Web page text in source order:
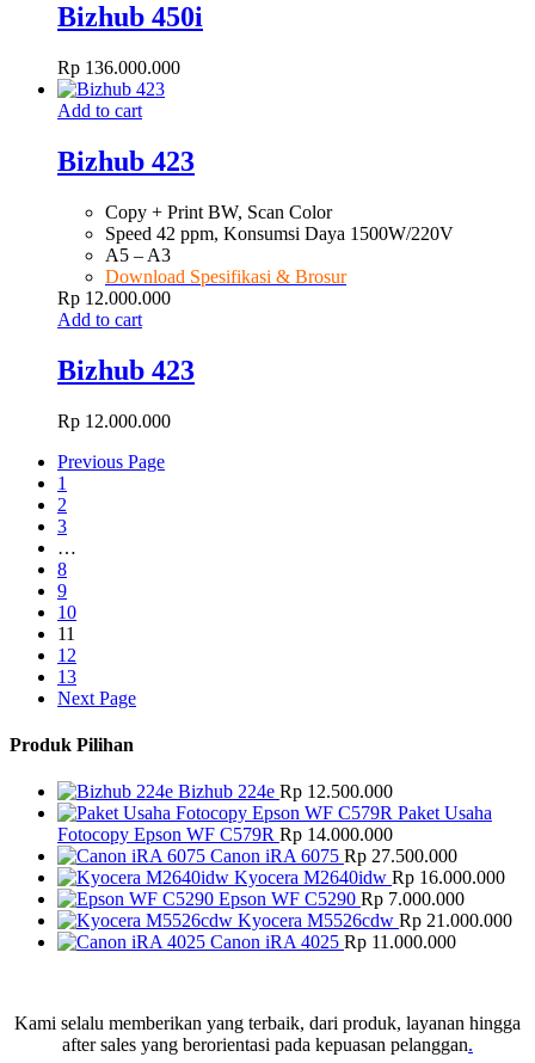
Bizhub 450i
Rp 136.000.000
Add to cart
Bizhub 423
Copy + Print BW, Scan Color
Speed 42 ppm, Konsumsi Daya 1500W/220V
A5 – A3
Download Spesifikasi & Brosur
Rp 12.000.000
Add to cart
Bizhub 423
Rp 12.000.000
Previous Page
1
2
3
…
8
9
10
11
12
13
Next Page
Produk Pilihan
Bizhub 224e Rp 12.500.000
Paket Usaha
Fotocopy Epson WF C579R Rp 14.000.000
Canon iRA 6075 Rp 27.500.000
Kyocera M2640idw Rp 16.000.000
Epson WF C5290 Rp 7.000.000
Kyocera M5526cdw Rp 21.000.000
Canon iRA 4025 Rp 11.000.000
Kami selalu memberikan yang terbaik, dari produk, layanan hingga
after sales yang berorientasi pada kepuasan pelanggan.